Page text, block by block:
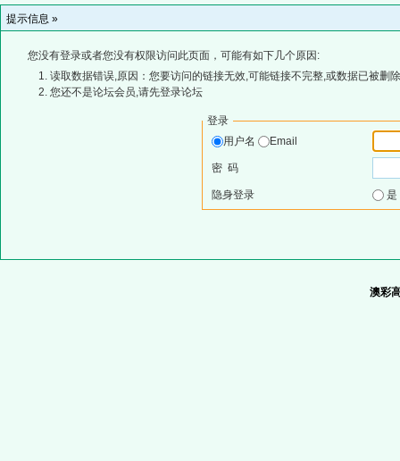
提示信息 »
您没有登录或者您没有权限访问此页面，可能有如下几个原因:
读取数据错误,原因：您要访问的链接无效,可能链接不完整,或数据已被删
您还不是论坛会员,请先登录论坛
登录
用户名
Email
密 码
隐身登录
澳彩